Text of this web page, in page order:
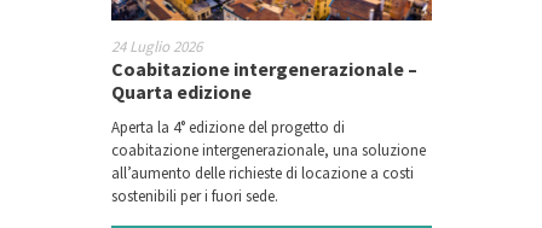
24 Luglio 2026
Coabitazione intergenerazionale –
Quarta edizione
Aperta la 4° edizione del progetto di
coabitazione intergenerazionale, una soluzione
all’aumento delle richieste di locazione a costi
sostenibili per i fuori sede.